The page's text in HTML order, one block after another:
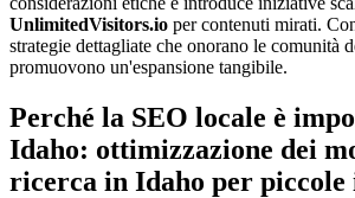
UnlimitedVisitors.io per contenuti mirati.
strategie dettagliate che onorano le comunità
promuovono un'espansione tangibile.
Perché la SEO locale è
Idaho: ottimizzazione dei
ricerca in Idaho per piccole